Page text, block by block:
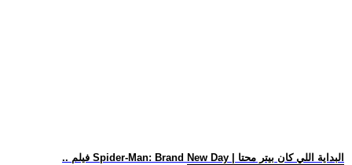
.. فيلم Spider-Man: Brand New Day | البداية اللي كان بيتر محتا